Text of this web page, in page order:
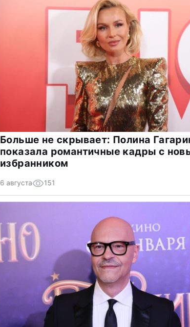
Больше не скрывает: Полина
показала романтичные кадры с
избранником
6 августа 151